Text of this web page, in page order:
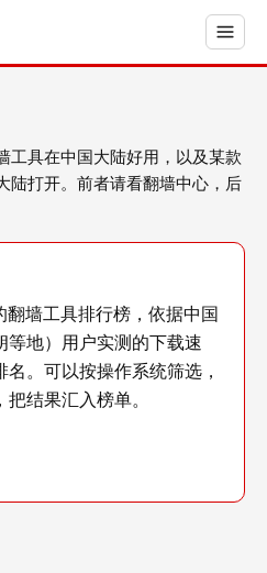
工具在中国大陆好用，以及某款
陆打开。前者请看翻墙中心，后
墙工具排行榜，依据中国
等地）用户实测的下载速
。可以按操作系统筛选，
结果汇入榜单。